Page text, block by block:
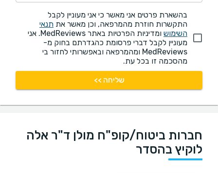
בהשארת פרטים אני מאשר כי אני מעוניין לקבל
התקשרות חוזרת מהמרפאה, וכן מאשר את תנאי
השימוש
ומדיניות הפרטיות באתר MedReviews. אני
מעוניין לקבל דברי פרסומת כהגדרתם בחוק מ-
MedReviews ומהמרפאה ובאפשרותי לחזור בי
מהסכמה זו בכל עת.
שליחה >>
חברות ביטוח/קופ"ח מולן ד"ר אלה
לוקיץ בהסדר